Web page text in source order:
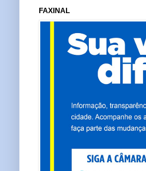
FAXINAL